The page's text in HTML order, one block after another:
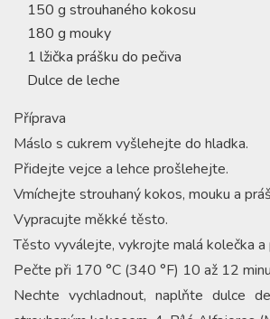
150 g strouhaného kokosu
180 g mouky
1 lžička prášku do pečiva
Dulce de leche
Příprava
Máslo s cukrem vyšlehejte do hladka.
Přidejte vejce a lehce prošlehejte.
Vmíchejte strouhaný kokos, mouku a
Vypracujte měkké těsto.
Těsto vyválejte, vykrojte malá kolečka a
Pečte při 170 °C (340 °F) 10 až 12
Nechte vychladnout, naplňte dulce